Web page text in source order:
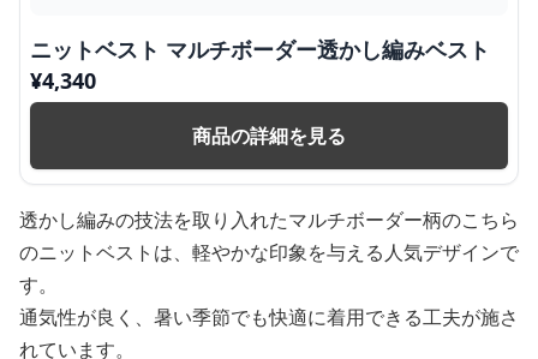
ニットベスト マルチボーダー透かし編みベスト
¥4,340
商品の詳細を見る
透かし編みの技法を取り入れたマルチボーダー柄のこちら
のニットベストは、軽やかな印象を与える人気デザインで
す。
通気性が良く、暑い季節でも快適に着用できる工夫が施さ
れています。